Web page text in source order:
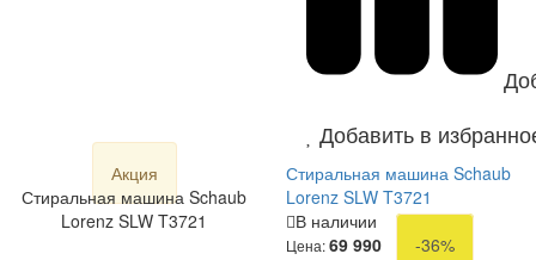
Добавить в
Акция
Стиральная машина Schaub
Lorenz SLW T3721
Стиральная машина Schaub
Lorenz SLW T3721
В наличии
Цена:69 990
-36%